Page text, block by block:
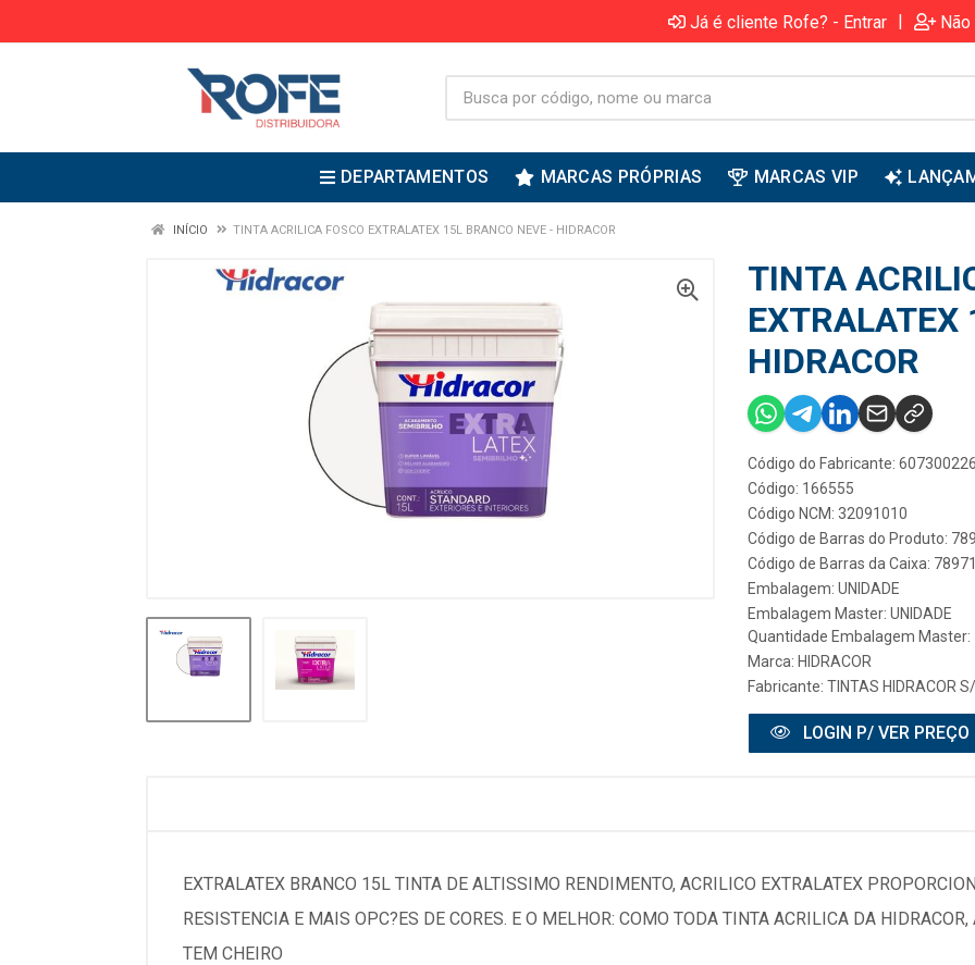
Já é cliente Rofe? - Entrar |
DEPARTAMENTOS MARCAS PRÓPRIAS MARCAS VIP
INÍCIO TINTA ACRILICA FOSCO EXTRALATEX 15L BRANCO NEVE - HIDRACOR
TINTA
EXTRALATEX
HIDRACOR
Código do Fabricante: 607300226
Código: 166555
Código NCM: 32091010
Código de Barras do Produto:
Código de Barras da Caixa:
Embalagem: UNIDADE
Embalagem Master: UNIDADE
Quantidade Embalagem Master:
Marca: HIDRACOR
Fabricante: TINTAS HIDRACOR
LOGIN P/ VER PREÇO
EXTRALATEX BRANCO 15L TINTA DE ALTISSIMO RENDIMENTO, ACRILICO EXTRALATEX
RESISTENCIA E MAIS OPC?ES DE CORES. E O MELHOR: COMO TODA TINTA ACRILICA DA
TEM CHEIRO